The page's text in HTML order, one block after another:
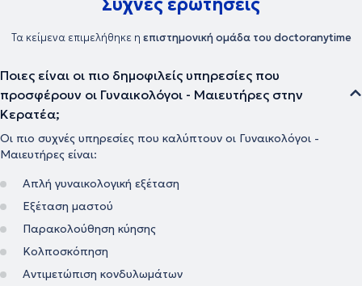
Συχνές ερωτήσεις
Τα κείμενα επιμελήθηκε η επιστημονική ομάδα του doctoranytime
Ποιες είναι οι πιο δημοφιλείς υπηρεσίες που
προσφέρουν οι Γυναικολόγοι - Μαιευτήρες στην
Κερατέα;
Οι πιο συχνές υπηρεσίες που καλύπτουν οι Γυναικολόγοι -
Μαιευτήρες είναι:
Απλή γυναικολογική εξέταση
Εξέταση μαστού
Παρακολούθηση κύησης
Κολποσκόπηση
Αντιμετώπιση κονδυλωμάτων